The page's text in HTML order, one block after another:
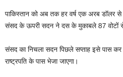
पाकिस्‍तान को अब तक हर वर्ष एक अरब डॉलर से
संसद के ऊपरी सदन ने दस के मुकाबले 87 वोटों
संसद का निचला सदन पिछले सप्‍ताह इसे पास
राष्‍ट्रपति के पास भेजा जाएगा।